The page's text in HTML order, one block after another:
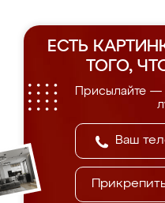
ЕСТЬ
ТОГО,
Присылайте